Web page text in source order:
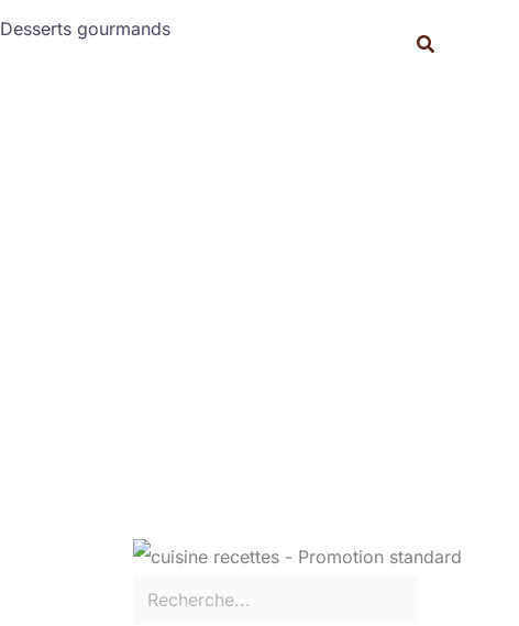
Desserts gourmands
Rechercher